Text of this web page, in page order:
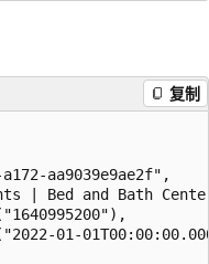
复制
aa9039e9ae2f",
| Bed and Bath
01-